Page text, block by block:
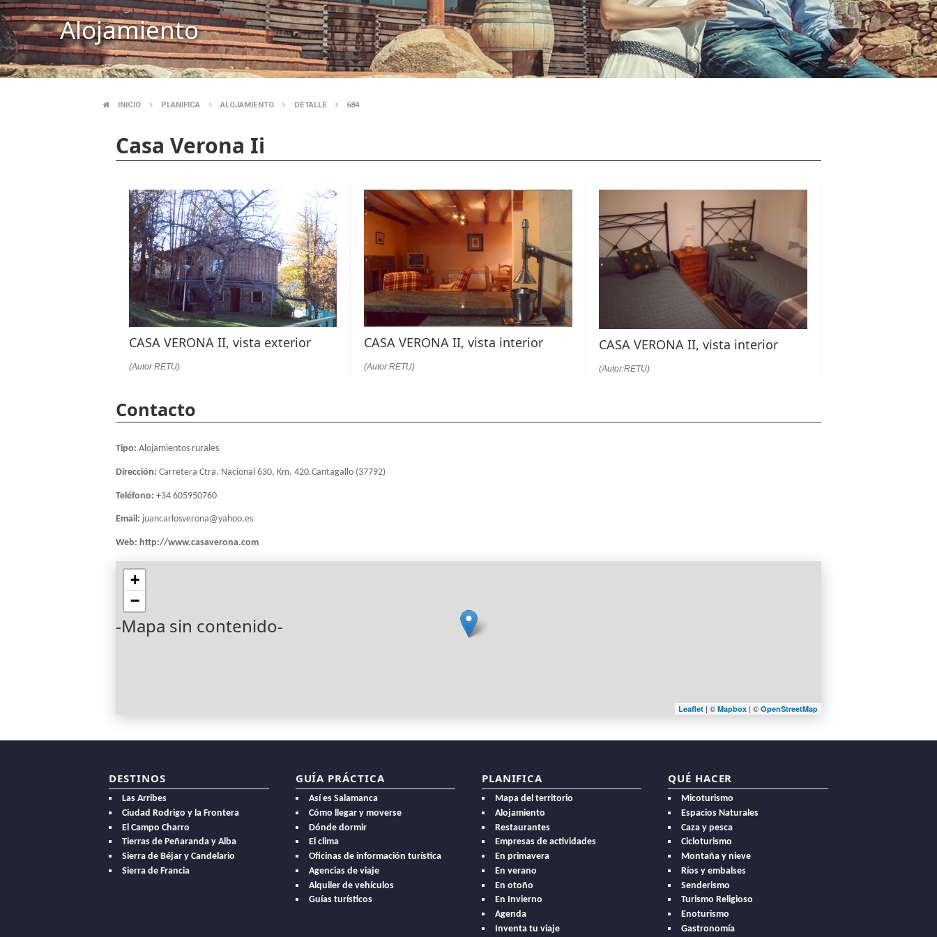
Alojamiento
ENLACES
AYUDA
NAVEGACIÓN
INICIO PLANIFICA ALOJAMIENTO DETALLE 684
Casa Verona Ii
CASA VERONA II, vista exterior
(Autor:RETU)
CASA VERONA II, vista interior
(Autor:RETU)
CASA VERONA II, vista interior
(Autor:RETU)
Contacto
Tipo: Alojamientos rurales
Dirección: Carretera Ctra. Nacional 630, Km. 420.Cantagallo (37792)
Teléfono: +34 605950760
Email: juancarlosverona@yahoo.es
Web: http://www.casaverona.com
-Mapa sin contenido-
+
−
Leaflet | ©Mapbox | ©OpenStreetMap
DESTINOS
Las Arribes
Ciudad Rodrigo y la Frontera
El Campo Charro
Tierras de Peñaranda y Alba
Sierra de Béjar y Candelario
Sierra de Francia
GUÍA PRÁCTICA
Así es Salamanca
Cómo llegar y moverse
Dónde dormir
El clima
Oficinas de información turística
Agencias de viaje
Alquiler de vehículos
Guías turísticos
PLANIFICA
Mapa del territorio
Alojamiento
Restaurantes
Empresas de actividades
En primavera
En verano
En otoño
En Invierno
Agenda
Inventa tu viaje
QUÉ HACER
Micoturismo
Espacios Naturales
Caza y pesca
Cicloturismo
Montaña y nieve
Ríos y embalses
Senderismo
Turismo Religioso
Enoturismo
Gastronomía